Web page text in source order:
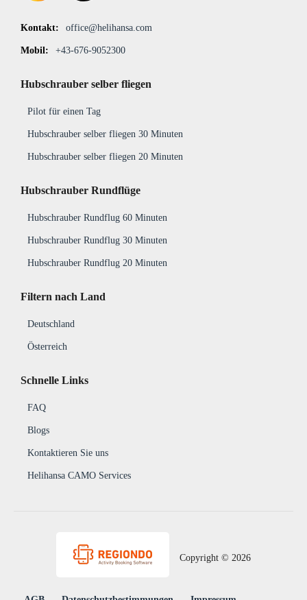
Kontakt: office@helihansa.com
Mobil: +43-676-9052300
Hubschrauber selber fliegen
Pilot für einen Tag
Hub­schrauber selber fliegen 30 Minuten
Hub­schrauber selber fliegen 20 Minuten
Hubschrauber Rundflüge
Hubschrauber Rundflug 60 Minuten
Hubschrauber Rundflug 30 Minuten
Hubschrauber Rundflug 20 Minuten
Filtern nach Land
Deutschland
Österreich
Schnelle Links
FAQ
Blogs
Kontaktieren Sie uns
Helihansa CAMO Services
Copyright © 2026